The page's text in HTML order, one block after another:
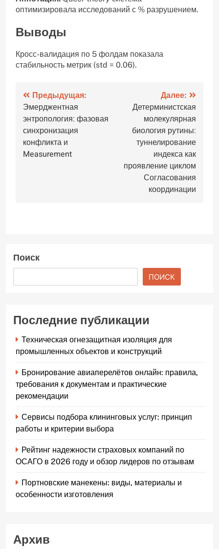
оптимизировала исследований с % разрушением.
Выводы
Кросс-валидация по 5 фолдам показала
стабильность метрик (std = 0.06).
Навигация
по
записям
Предыдущая:
Эмерджентная
энтропология: фазовая
синхронизация
конфликта и
Measurement
Далее:
Детерминистская
молекулярная
биология рутины:
туннелирование
индекса как
проявление циклом
Согласования
координации
Поиск
ПОИСК
Последние публикации
Техническая огнезащитная изоляция для
промышленных объектов и конструкций
Бронирование авиаперелётов онлайн: правила,
требования к документам и практические
рекомендации
Сервисы подбора клининговых услуг: принцип
работы и критерии выбора
Рейтинг надежности страховых компаний по
ОСАГО в 2026 году и обзор лидеров по отзывам
Портновские манекены: виды, материалы и
особенности изготовления
Архив